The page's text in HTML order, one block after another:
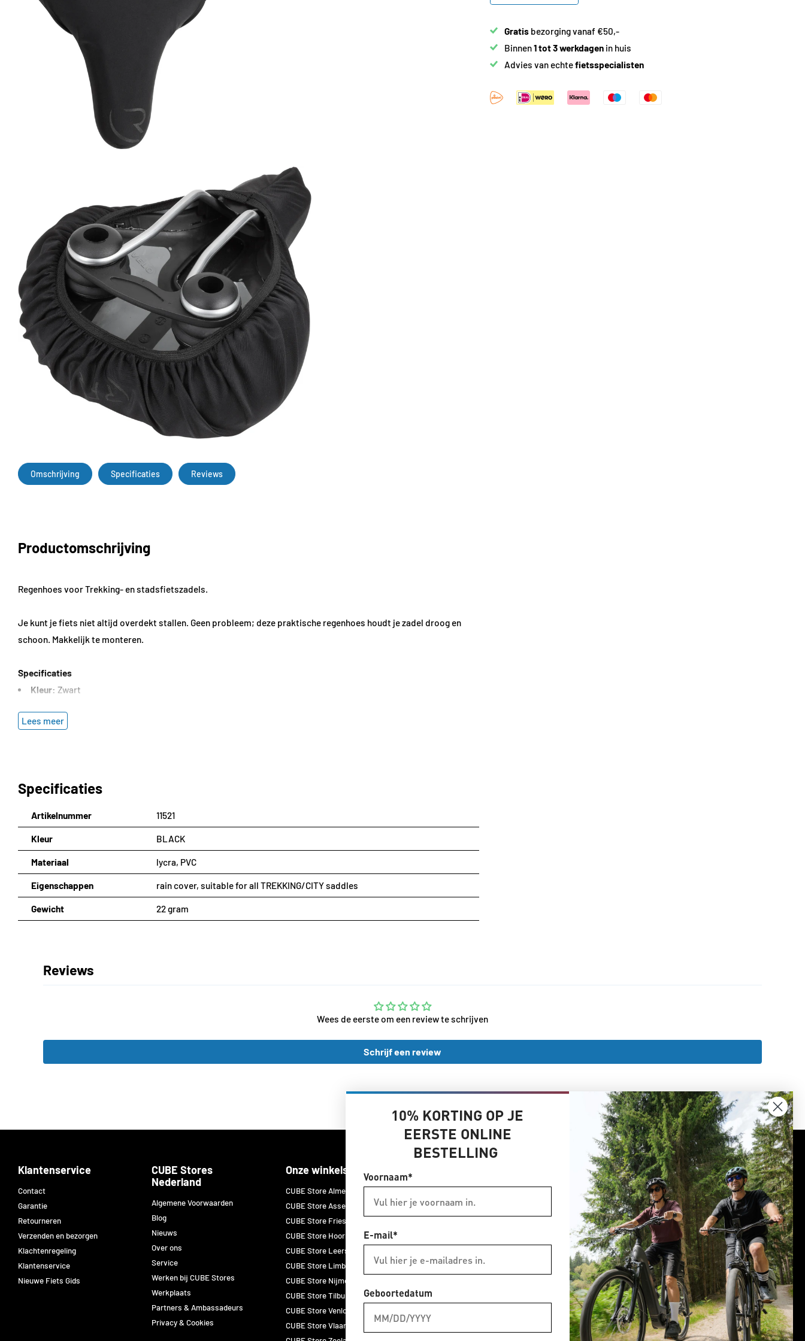
Gratisbezorging vanaf €50,-
Binnen1 tot 3 werkdagenin huis
Advies van echtefietsspecialisten
Omschrijving Specificaties Reviews
Productomschrijving
Regenhoes voor Trekking- en stadsfietszadels.
Je kunt je fiets niet altijd overdekt stallen. Geen probleem; deze praktische regenhoes houdt je zadel droog en
schoon. Makkelijk te monteren.
Specificaties
Kleur:Zwart
Maat:(LxB) 254-280 x 203-244 mm
Lees meer
Specificaties
Artikelnummer 11521
Kleur BLACK
Materiaal lycra, PVC
Eigenschappen rain cover, suitable for all TREKKING/CITY saddles
Gewicht 22 gram
Reviews
Wees de eerste om een review te schrijven
Schrijf een review
Klantenservice
Contact
Garantie
Retourneren
Verzenden en bezorgen
Klachtenregeling
Klantenservice
Nieuwe Fiets Gids
CUBE Stores
Nederland
Algemene Voorwaarden
Blog
Nieuws
Over ons
Service
Werken bij CUBE Stores
Werkplaats
Partners & Ambassadeurs
Privacy & Cookies
Onze winkels
CUBE Store Almelo
CUBE Store Assen
CUBE Store Friesland
CUBE Store Hoorn
CUBE Store Leersum
CUBE Store Limburg
CUBE Store Nijmegen
CUBE Store Tilburg
CUBE Store Venlo
CUBE Store Vlaardingen
CUBE fietsen
ACID
Newmen
Volg ons op social media
Instagram Pinterest YouTube facebook TikTok
10% KORTING OP JE
EERSTE ONLINE
BESTELLING
Voornaam*
E-mail*
Geboortedatum